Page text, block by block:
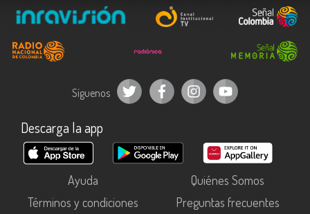
Síguenos
Descarga la app
Ayuda
Quiénes Somos
Términos y condiciones
Preguntas frecuentes